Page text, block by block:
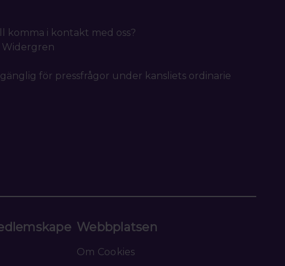
komma i kontakt med oss?
Widergren
för pressfrågor under kansliets ordinarie
Webbplatsen
Om Cookies